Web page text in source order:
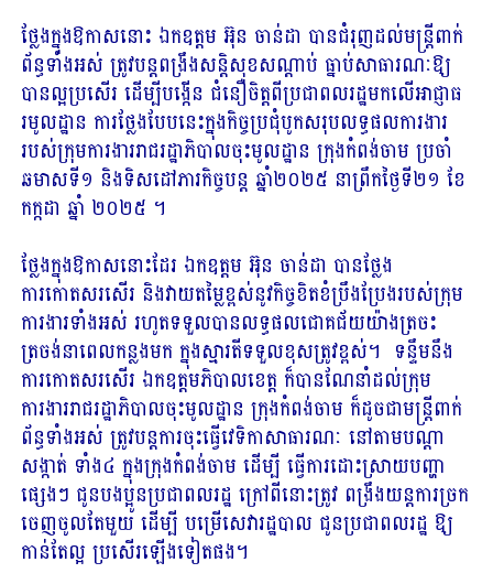
ថ្លែងក្នុងឱកាសនោះ ឯកឧត្តម អ៊ុន ចាន់ដា បានជំរុញដល់មន្ត្រីពាក់
ព័ន្ធទាំងអស់ ត្រូវបន្តពង្រឹងសន្តិសុខសណ្តាប់ ធ្នាប់សាធារណៈឱ្យ
បានល្អប្រសើរ ដើម្បីបង្កើន ជំនឿចិត្តពីប្រជាពលរដ្ឋមកលើអាជ្ញាធ
រមូលដ្ឋាន ការថ្លែងបែបនេះក្នុងកិច្ចប្រជុំបូកសរុបលទ្ធផលការងារ
របស់ក្រុមការងាររាជរដ្ឋាភិបាលចុះមូលដ្ឋាន ក្រុងកំពង់ចាម ប្រចាំ
ឆមាសទី១ និងទិសដៅភារកិច្ចបន្ត ឆ្នាំ២០២៥ នាព្រឹកថ្ងៃទី២១ ខែ
កក្កដា ឆ្នាំ ២០២៥ ។
ថ្លែងក្នុងឱកាសនោះដែរ ឯកឧត្តម អ៊ុន ចាន់ដា បានថ្លែង
ការកោតសរសេីរ និងវាយតម្លៃខ្ពស់នូវកិច្ចខិតខំប្រឹងប្រែងរបស់ក្រុម
ការងារទាំងអស់ រហូតទទួលបានលទ្ធផលជោគជ័យយ៉ាងត្រចះ
ត្រចង់នាពេលកន្លងមក ក្នុងស្មារតីទទួលខុសត្រូវខ្ពស់។ ទន្ទឹមនឹង
ការកោតសរសើរ ឯកឧត្តមភិបាលខេត្ត ក៏បានណែនាំដល់ក្រុម
ការងាររាជរដ្ឋាភិបាលចុះមូលដ្ឋាន ក្រុងកំពង់ចាម ក៏ដូចជាមន្ត្រីពាក់
ព័ន្ធទាំងអស់ ត្រូវបន្តការចុះធ្វើវេទិកាសាធារណៈ នៅតាមបណ្តា
សង្កាត់ ទាំង៤ ក្នុងក្រុងកំពង់ចាម​ ដើម្បី ធ្វើការដោះស្រាយបញ្ហា
ផ្សេងៗ ជូនបងប្អូនប្រជាពលរដ្ឋ ក្រៅពីនោះត្រូវ ពង្រឹងយន្តការច្រក
ចេញចូលតែមួយ ដើម្បី បម្រើសេវារដ្ឋបាល ជូនប្រជាពលរដ្ឋ ឱ្យ
កាន់តែល្អ ប្រសើរឡើងទៀតផង។